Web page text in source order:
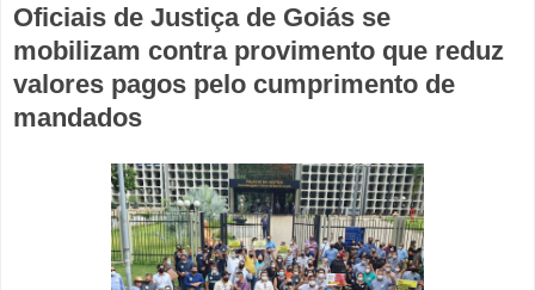
Oficiais de Justiça de Goiás se
mobilizam contra provimento que reduz
valores pagos pelo cumprimento de
mandados